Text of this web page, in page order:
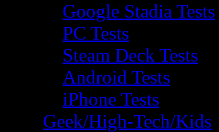
Google Stadia Tests
PC Tests
Steam Deck Tests
Android Tests
iPhone Tests
Geek/High-Tech/Kids